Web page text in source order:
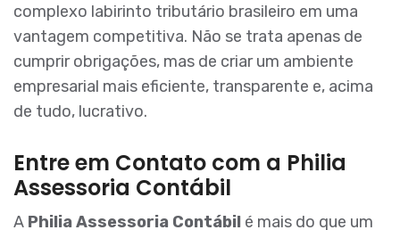
complexo labirinto tributário brasileiro em uma
vantagem competitiva. Não se trata apenas de
cumprir obrigações, mas de criar um ambiente
empresarial mais eficiente, transparente e, acima
de tudo, lucrativo.
Entre em Contato com a Philia
Assessoria Contábil
A Philia Assessoria Contábil é mais do que um